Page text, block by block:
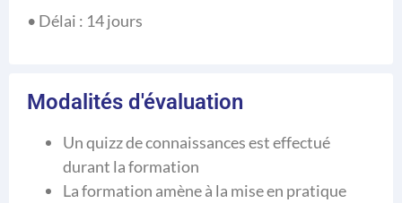
• Délai : 14 jours
Modalités d'évaluation
Un quizz de connaissances est effectué
durant la formation
La formation amène à la mise en pratique